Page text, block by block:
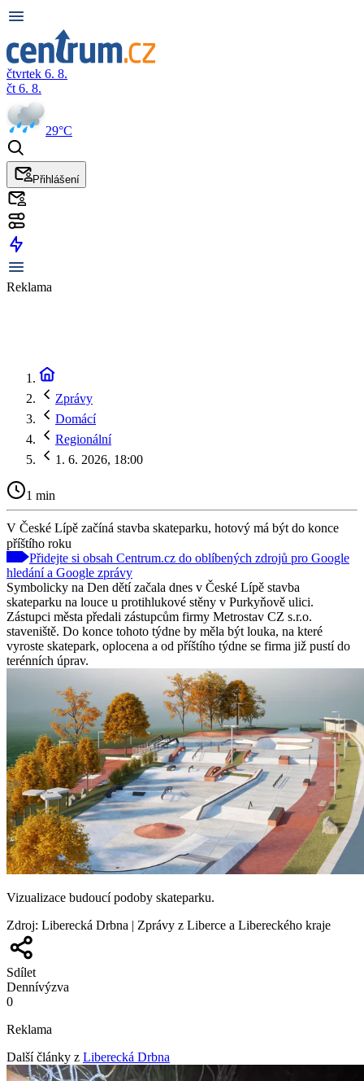
čtvrtek 6. 8.
čt 6. 8.
29°C
Přihlášení
Reklama
Zprávy
Domácí
Regionální
1. 6. 2026, 18:00
1 min
V České Lípě začíná stavba skateparku, hotový má být do konce
příštího roku
Přidejte si obsah Centrum.cz do oblíbených zdrojů pro Google
hledání a Google zprávy
Symbolicky na Den dětí začala dnes v České Lípě stavba
skateparku na louce u protihlukové stěny v Purkyňově ulici.
Zástupci města předali zástupcům firmy Metrostav CZ s.r.o.
staveniště. Do konce tohoto týdne by měla být louka, na které
vyroste skatepark, oplocena a od příštího týdne se firma již pustí do
terénních úprav.
Vizualizace budoucí podoby skateparku.
Zdroj: Liberecká Drbna | Zprávy z Liberce a Libereckého kraje
Sdílet
Dennívýzva
0
Reklama
Další články z Liberecká Drbna